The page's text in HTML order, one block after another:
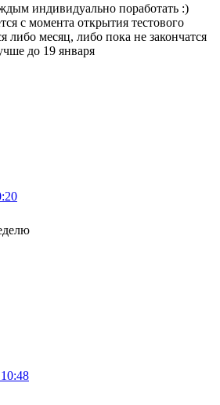
индивидуально поработать :)
с момента открытия тестового
либо месяц, либо пока не закончатся
до 19 января